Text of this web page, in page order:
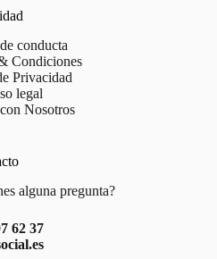
conducta
Condiciones
Privacidad
legal
Nosotros
alguna pregunta?
62 37